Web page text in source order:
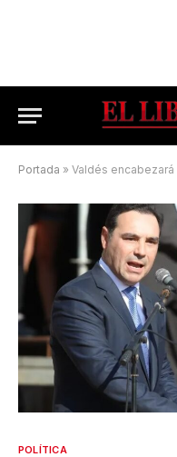
Portada » Valdés encabezará
POLÍTICA